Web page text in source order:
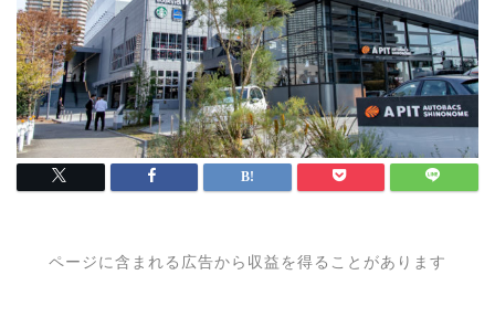
ページに含まれる広告から収益を得ることがあります